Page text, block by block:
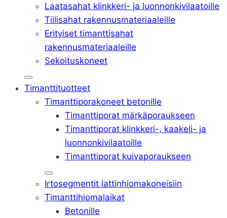
Laatasahat klinkkeri- ja luonnonkivilaatoille
Tiilisahat rakennusmateriaaleille
Erityiset timanttisahat
rakennusmateriaaleille
Sekoituskoneet
Timanttituotteet
Timanttiporakoneet betonille
Timanttiporat märkäporaukseen
Timanttiporat klinkkeri-, kaakeli- ja
luonnonkivilaatoille
Timanttiporat kuivaporaukseen
Irtosegmentit lattinhiomakoneisiin
Timanttihiomalaikat
Betonille